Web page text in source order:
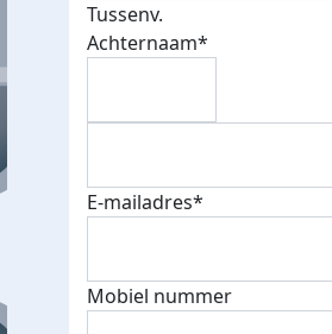
E-mails
Top fondsenwerver
Tussenv.
Achternaam*
E-mailadres*
Mobiel nummer